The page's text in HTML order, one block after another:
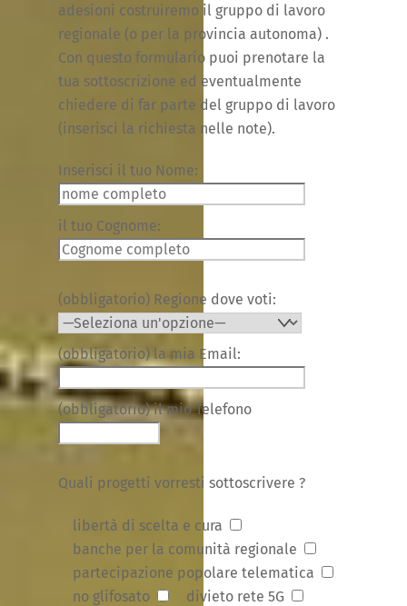
adesioni costruiremo il gruppo di lavoro
regionale (o per la provincia autonoma) .
Con questo formulario puoi prenotare la
tua sottoscrizione ed eventualmente
chiedere di far parte del gruppo di lavoro
(inserisci la richiesta nelle note).
Inserisci il tuo Nome:
il tuo Cognome:
(obbligatorio) Regione dove voti:
(obbligatorio) la mia Email:
(obbligatorio) il mio Telefono
Quali progetti vorresti sottoscrivere ?
libertà di scelta e cura
banche per la comunità regionale
partecipazione popolare telematica
no glifosato
divieto rete 5G